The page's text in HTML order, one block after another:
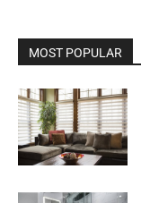
MOST POPULAR